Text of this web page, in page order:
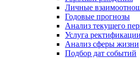
Личные
Годовые прогнозы
Анализ текущего
Услуга ректификации
Анализ сферы жизни
Подбор дат событий